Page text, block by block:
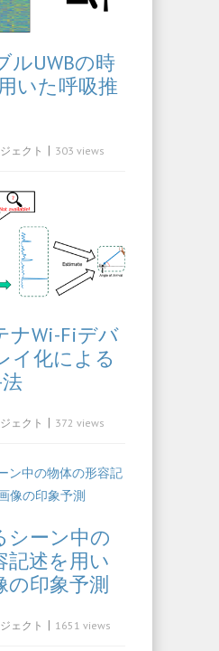
ルUWBの時
いた呼吸推
ェクト | 303 views
ナWi-Fiデバ
イ化による
ェクト | 372 views
シーン中の
記述を用い
の印象予測
ェクト | 1651 views